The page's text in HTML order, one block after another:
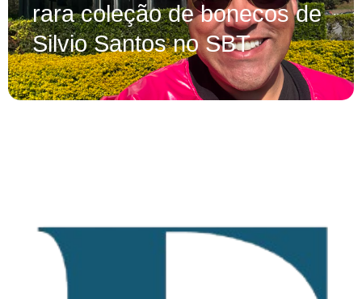
rara coleção de bonecos de
Silvio Santos no SBT